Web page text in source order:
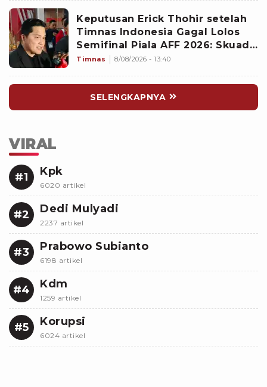
Keputusan Erick Thohir setelah
Timnas Indonesia Gagal Lolos
Semifinal Piala AFF 2026: Skuad
John Herdman Dievaluasi
Timnas 8/08/2026 - 13:40
SELENGKAPNYA
VIRAL
#1 Kpk
6020 artikel
#2 Dedi Mulyadi
2237 artikel
#3 Prabowo Subianto
6198 artikel
#4 Kdm
1259 artikel
#5 Korupsi
6024 artikel